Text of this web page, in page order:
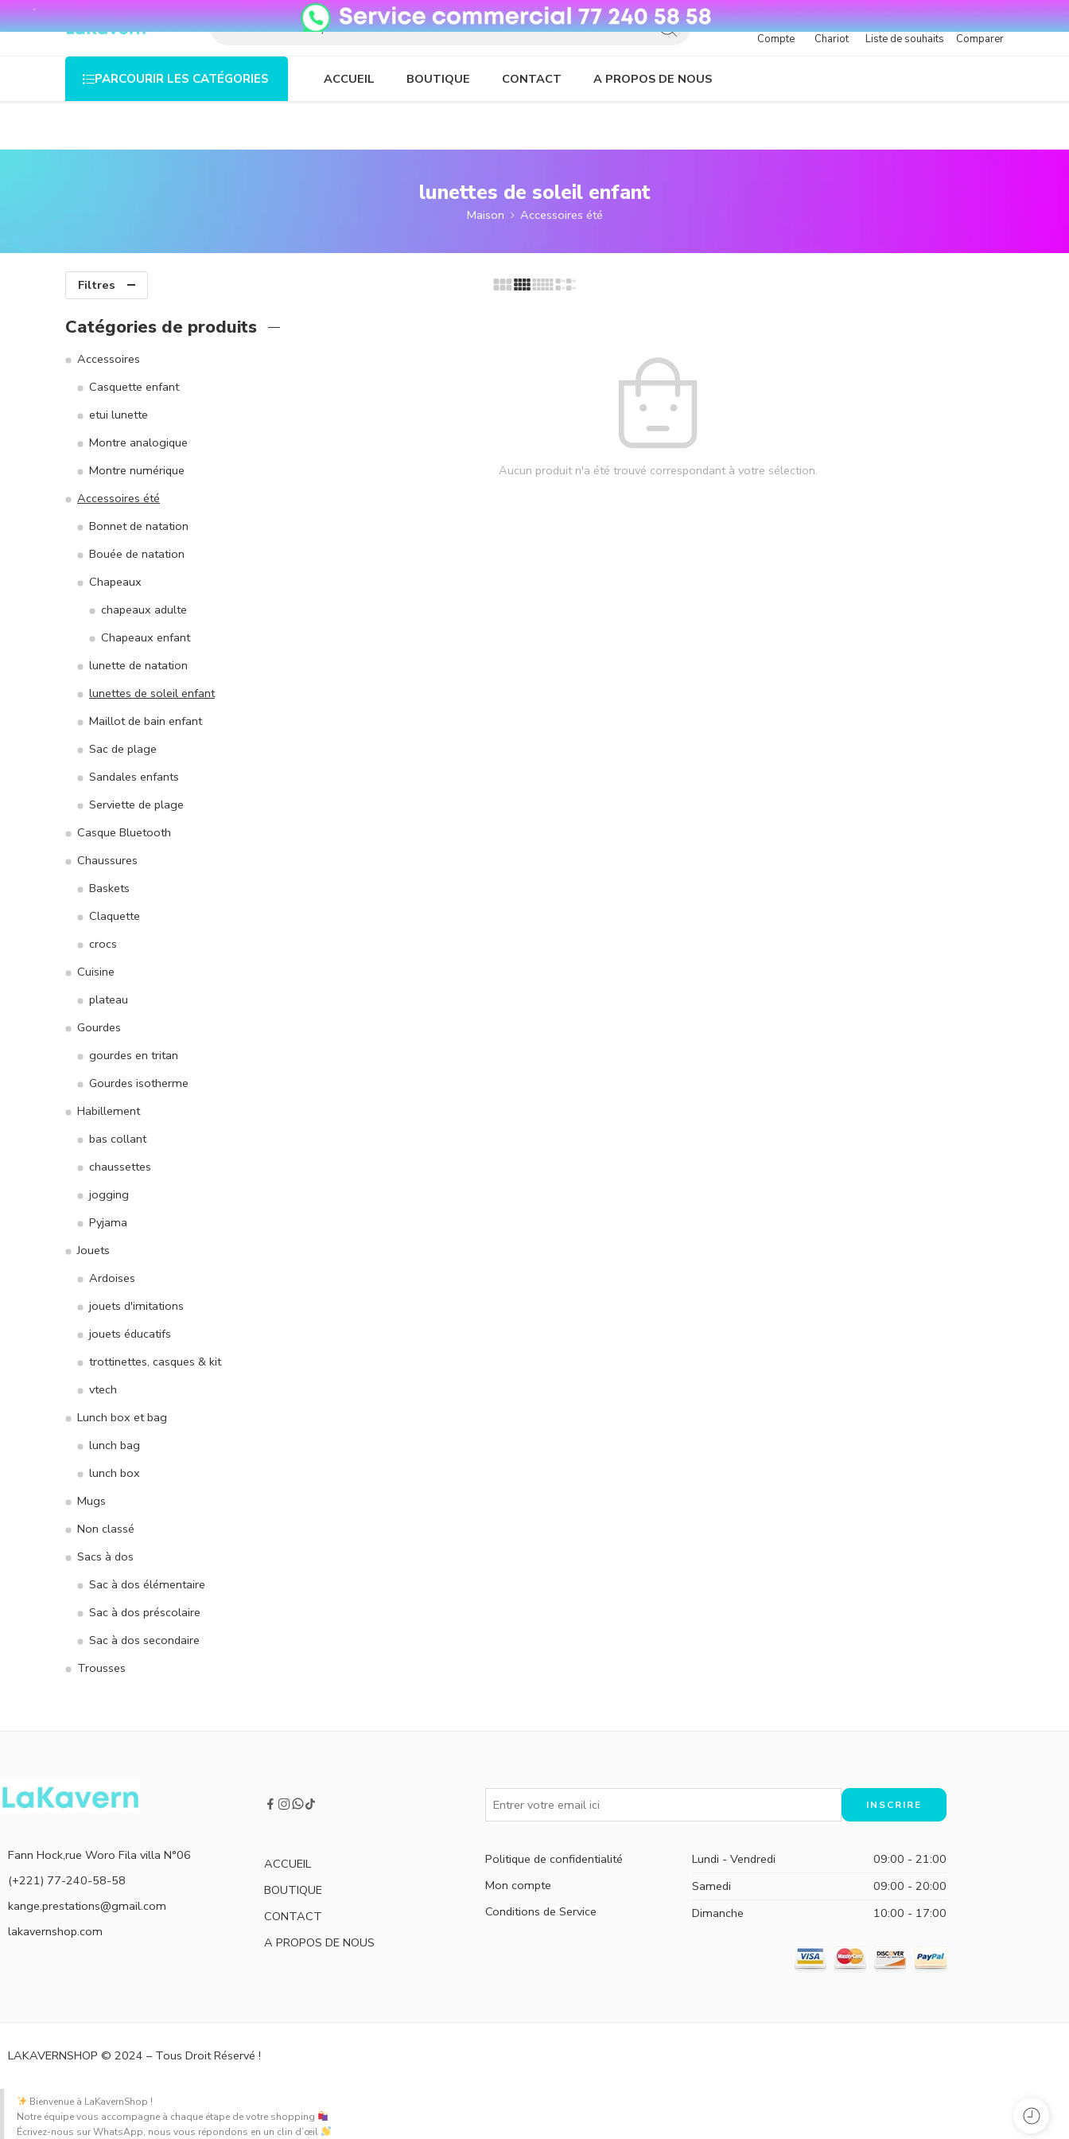
08o35epzeyex8vmjn04i2j4algz26o
Compte Chariot Liste de souhaits Comparer
PARCOURIR LES CATÉGORIES ACCUEIL BOUTIQUE CONTACT A PROPOS DE NOUS
lunettes de soleil enfant
Maison Accessoires été
Filtres
Aucun produit n'a été trouvé correspondant à votre sélection.
Catégories de produits
Accessoires
Casquette enfant
etui lunette
Montre analogique
Montre numérique
Accessoires été
Bonnet de natation
Bouée de natation
Chapeaux
chapeaux adulte
Chapeaux enfant
lunette de natation
lunettes de soleil enfant
Maillot de bain enfant
Sac de plage
Sandales enfants
Serviette de plage
Casque Bluetooth
Chaussures
Baskets
Claquette
crocs
Cuisine
plateau
Gourdes
gourdes en tritan
Gourdes isotherme
Habillement
bas collant
chaussettes
jogging
Pyjama
Jouets
Ardoises
jouets d'imitations
jouets éducatifs
trottinettes, casques & kit
vtech
Lunch box et bag
lunch bag
lunch box
Mugs
Non classé
Sacs à dos
Sac à dos élémentaire
Sac à dos préscolaire
Sac à dos secondaire
Trousses
Fann Hock,rue Woro Fila villa N°06
(+221) 77-240-58-58
kange.prestations@gmail.com
lakavernshop.com
ACCUEIL
BOUTIQUE
CONTACT
A PROPOS DE NOUS
Politique de confidentialité
Mon compte
Conditions de Service
Lundi - Vendredi
09:00 - 21:00
Samedi
09:00 - 20:00
Dimanche
10:00 - 17:00
LAKAVERNSHOP © 2024 – Tous Droit Réservé !
Bienvenue à LaKavernShop !
Notre équipe vous accompagne à chaque étape de votre shopping
Écrivez-nous sur WhatsApp, nous vous répondons en un clin d’œil